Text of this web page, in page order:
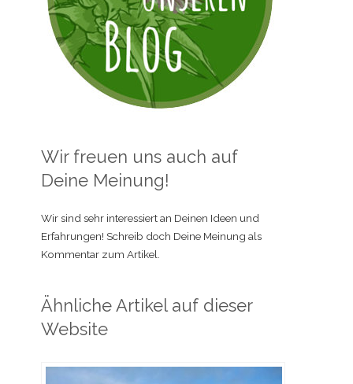
Wir freuen uns auch auf
Deine Meinung!
Wir sind sehr interessiert an Deinen Ideen und
Erfahrungen! Schreib doch Deine Meinung als
Kommentar zum Artikel.
Ähnliche Artikel auf dieser
Website